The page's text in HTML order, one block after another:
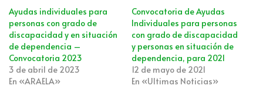
Ayudas individuales para
personas con grado de
discapacidad y en situación
de dependencia –
Convocatoria 2023
3 de abril de 2023
En «ARAELA»
Convocatoria de Ayudas
Individuales para personas
con grado de discapacidad
y personas en situación de
dependencia, para 2021
12 de mayo de 2021
En «Ultimas Noticias»